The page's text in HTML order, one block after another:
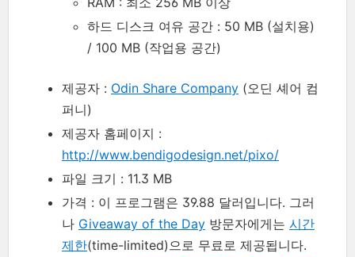
하드 디스크 여유 공간 : 50 MB (설치용)
/ 100 MB (작업용 공간)
제공자 : Odin Share Company (오딘 셰어 컴
퍼니)
제공자 홈페이지 :
http://www.bendigodesign.net/pixo/
파일 크기 : 11.3 MB
가격 : 이 프로그램은 39.88 달러입니다. 그러
나 Giveaway of the Day 방문자에게는 시간
제한(time-limited)으로 무료로 제공됩니다.